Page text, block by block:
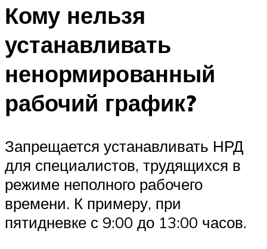
Кому нельзя
устанавливать
ненормированный
рабочий график?
Запрещается устанавливать НРД
для специалистов, трудящихся в
режиме неполного рабочего
времени. К примеру, при
пятидневке с 9:00 до 13:00 часов.